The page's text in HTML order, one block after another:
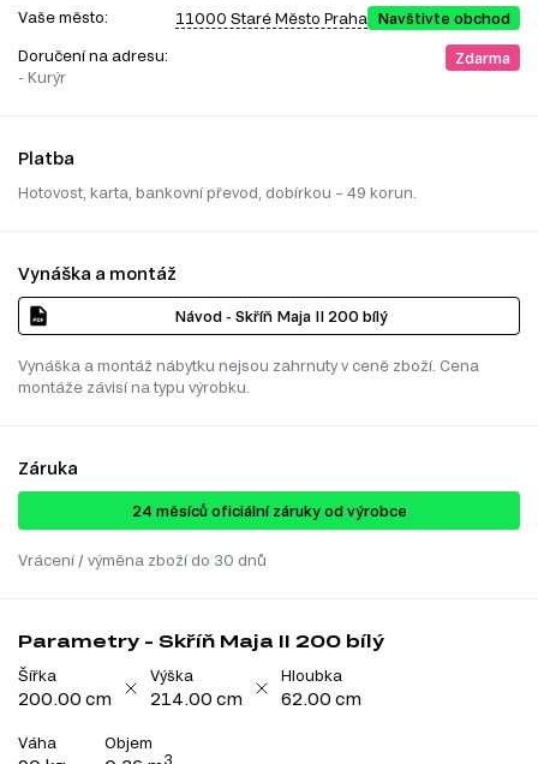
Vaše město: 11000 Staré Město Praha Navštivte obchod
Doručení na adresu:
- Kurýr
Zdarma
Platba
Hotovost, karta, bankovní převod, dobírkou – 49 korun.
Vynáška a montáž
Návod - Skříň Maja II 200 bílý
Vynáška a montáž nábytku nejsou zahrnuty v ceně zboží. Cena
montáže závisí na typu výrobku.
Záruka
24 ​​​​měsíců oficiální záruky od výrobce
Vrácení / výměna zboží do 30 dnů
Parametry - Skříň Maja II 200 bílý
Šířka
200.00 cm
Výška
214.00 cm
Hloubka
62.00 cm
Váha Objem
3